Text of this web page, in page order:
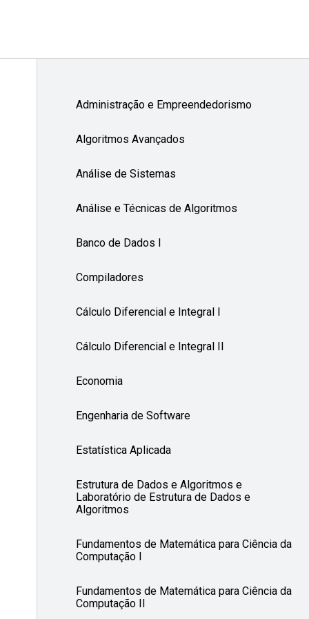
Administração e Empreendedorismo
Algoritmos Avançados
Análise de Sistemas
Análise e Técnicas de Algoritmos
Banco de Dados I
Compiladores
Cálculo Diferencial e Integral I
Cálculo Diferencial e Integral II
Economia
Engenharia de Software
Estatística Aplicada
Estrutura de Dados e Algoritmos e
Laboratório de Estrutura de Dados e
Algoritmos
Fundamentos de Matemática para Ciência da
Computação I
Fundamentos de Matemática para Ciência da
Computação II